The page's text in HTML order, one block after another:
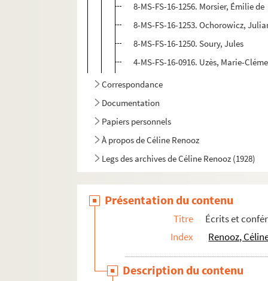
8-MS-FS-16-1256. Morsier, Émilie de
8-MS-FS-16-1253. Ochorowicz,
8-MS-FS-16-1250. Soury, Jules
4-MS-FS-16-0916. Uzès, Marie-
Correspondance
Documentation
Papiers personnels
À propos de Céline Renooz
Legs des archives de Céline Renooz (1928)
Présentation du contenu
Titre
Écrits et
Index
Renooz,
Description du contenu